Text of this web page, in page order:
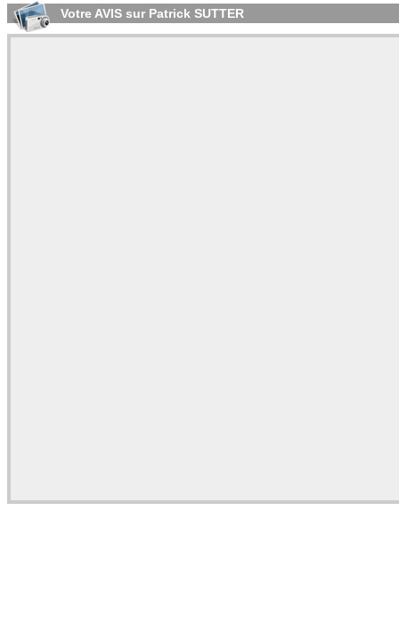
Votre AVIS sur Patrick SUTTER